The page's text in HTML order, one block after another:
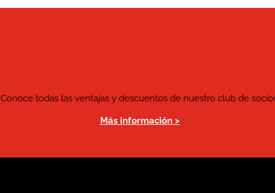
Conoce todas las ventajas y descuentos de nuestro club de
Más información >